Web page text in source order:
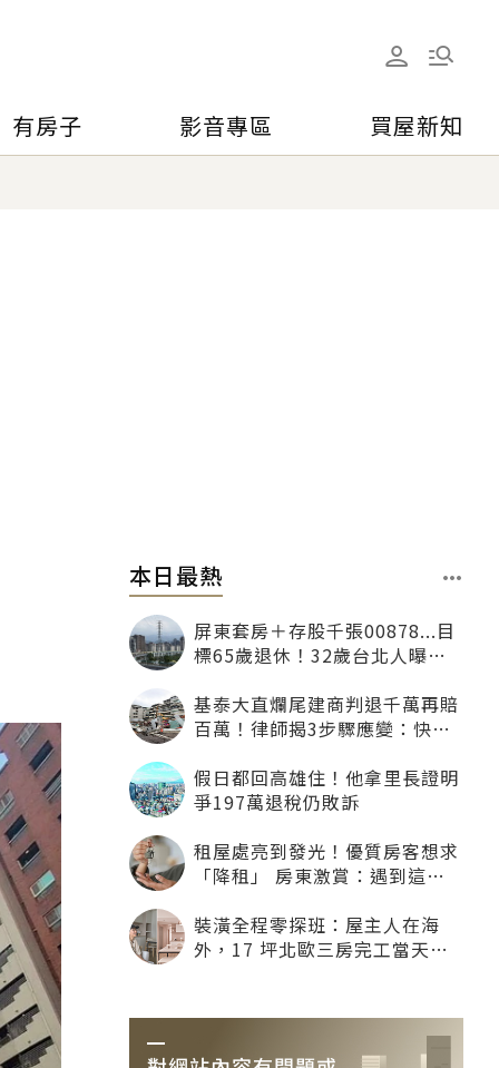
有房子 影音專區 買屋新知
本日最熱
屏東套房＋存股千張00878...目
標65歲退休！32歲台北人曝：
基泰大直爛尾建商判退千萬再賠
百萬！律師揭3步驟應變：快通
假日都回高雄住！他拿里長證明
爭197萬退稅仍敗訴
租屋處亮到發光！優質房客想求
「降租」 房東激賞：遇到這種
裝潢全程零探班：屋主人在海
外，17 坪北歐三房完工當天才